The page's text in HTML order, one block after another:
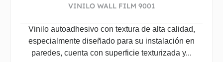
VINILO WALL FILM 9001
Vinilo autoadhesivo con textura de alta calidad,
especialmente diseñado para su instalación en
paredes, cuenta con superficie texturizada y...